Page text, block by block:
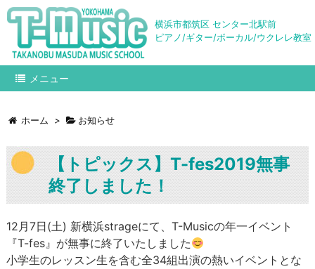
横浜市都筑区 センター北駅前
ピアノ/ギター/ボーカル/ウクレレ教室
メニュー
ホーム > お知らせ
【トピックス】T-fes2019無事
終了しました！
12月7日(土) 新横浜strageにて、T-Musicの年一イベント
『T-fes』が無事に終了いたしました
小学生のレッスン生を含む全34組出演の熱いイベントとな